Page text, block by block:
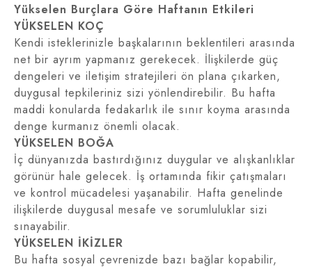
Yükselen Burçlara Göre Haftanın Etkileri
YÜKSELEN KOÇ
Kendi isteklerinizle başkalarının beklentileri arasında
net bir ayrım yapmanız gerekecek. İlişkilerde güç
dengeleri ve iletişim stratejileri ön plana çıkarken,
duygusal tepkileriniz sizi yönlendirebilir. Bu hafta
maddi konularda fedakarlık ile sınır koyma arasında
denge kurmanız önemli olacak.
YÜKSELEN BOĞA
İç dünyanızda bastırdığınız duygular ve alışkanlıklar
görünür hale gelecek. İş ortamında fikir çatışmaları
ve kontrol mücadelesi yaşanabilir. Hafta genelinde
ilişkilerde duygusal mesafe ve sorumluluklar sizi
sınayabilir.
YÜKSELEN İKİZLER
Bu hafta sosyal çevrenizde bazı bağlar kopabilir,